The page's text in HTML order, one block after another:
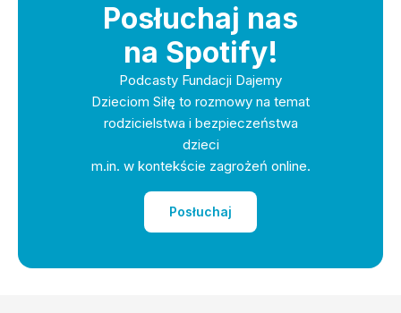
Posłuchaj nas
na Spotify!
Podcasty Fundacji Dajemy
Dzieciom Siłę to rozmowy na temat
rodzicielstwa i bezpieczeństwa
dzieci
m.in. w kontekście zagrożeń online.
Posłuchaj